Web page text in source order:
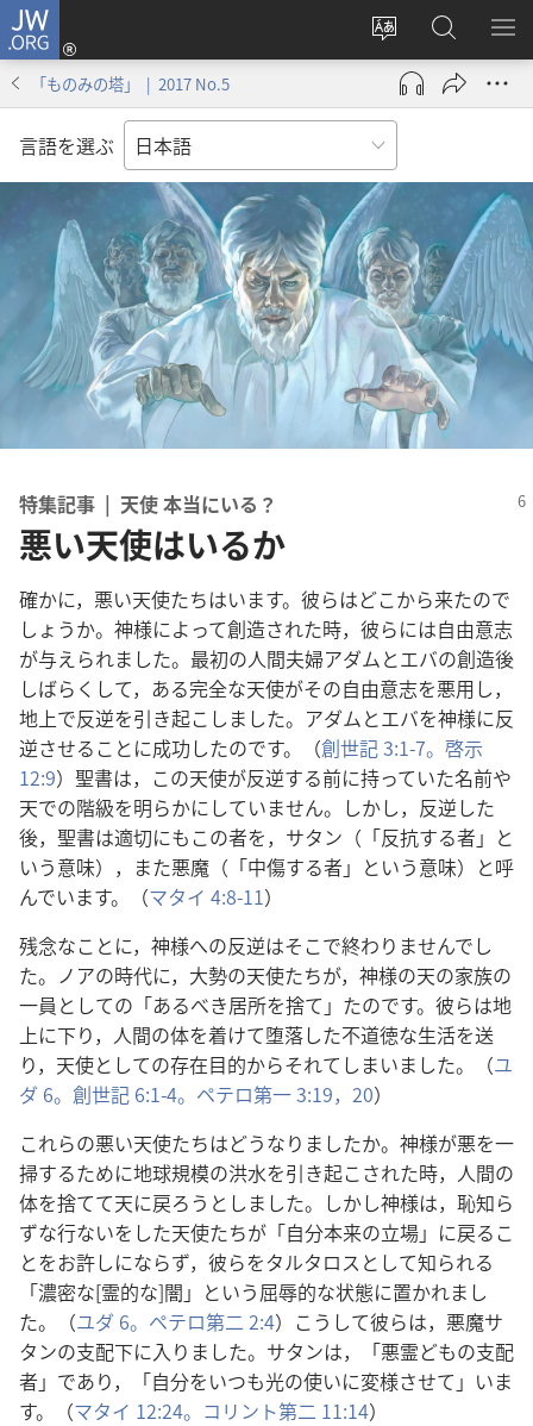
JW.ORG
サ
イ
ト
の
言
語
を
変
え
る
ロ
グ
ン
し
い
タ
ブ
で
開
く）
JW.ORG
の
検
メ
を
「ものみの塔」 | 2017 No.5
言語を選ぶ
特集記事 | 天使 本当にいる？
悪い天使はいるか
確かに，悪い天使たちはいます。彼らはどこから来たので
しょうか。神様によって創造された時，彼らには自由意志
が与えられました。最初の人間夫婦アダムとエバの創造後
しばらくして，ある完全な天使がその自由意志を悪用し，
地上で反逆を引き起こしました。アダムとエバを神様に反
逆させることに成功したのです。（創世記 3:1-7。 啓示
12:9）聖書は，この天使が反逆する前に持っていた名前や
天での階級を明らかにしていません。しかし，反逆した
後，聖書は適切にもこの者を，サタン（「反抗する者」と
いう意味），また悪魔（「中傷する者」という意味）と呼
んでいます。（マタイ 4:8-11）
残念なことに，神様への反逆はそこで終わりませんでし
た。ノアの時代に，大勢の天使たちが，神様の天の家族の
一員としての「あるべき居所を捨て」たのです。彼らは地
上に下り，人間の体を着けて堕落した不道徳な生活を送
り，天使としての存在目的からそれてしまいました。（ユ
ダ 6。 創世記 6:1-4。 ペテロ第一 3:19，20）
これらの悪い天使たちはどうなりましたか。神様が悪を一
掃するために地球規模の洪水を引き起こされた時，人間の
体を捨てて天に戻ろうとしました。しかし神様は，恥知ら
ずな行ないをした天使たちが「自分本来の立場」に戻るこ
とをお許しにならず，彼らをタルタロスとして知られる
「濃密な[霊的な]闇」という屈辱的な状態に置かれまし
た。（ユダ 6。 ペテロ第二 2:4）こうして彼らは，悪魔サ
タンの支配下に入りました。サタンは，「悪霊どもの支配
者」であり，「自分をいつも光の使いに変様させて」いま
す。（マタイ 12:24。 コリント第二 11:14）